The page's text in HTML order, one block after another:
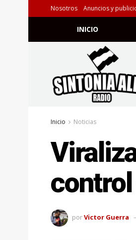
Nosotros Anuncios y
INICIO
Inicio Noticias
porVictor Guerra